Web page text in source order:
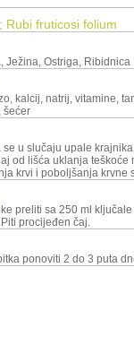
Rubi fruticosi folium
Ježina, Ostriga, Ribidnica
kalcij, natrij, vitamine,
šećer
se u slučaju upale
od lišća uklanja
krvi i poboljšanja krvne
preliti sa 250 ml
procijeđen čaj.
ponoviti 2 do 3 puta